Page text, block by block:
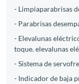
- Limpiaparabrisas
- Parabrisas
- Elevalunas
toque. elevalunas
- Sistema de
- Indicador de baja